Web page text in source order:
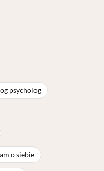
psycholog
o siebie